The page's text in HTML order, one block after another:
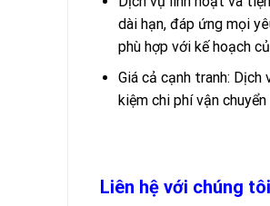
dài hạn, đáp ứng mọi
phù hợp với kế hoạch
Giá cả cạnh tranh:
kiệm chi phí vận chuyển
Liên hệ với chúng tôi